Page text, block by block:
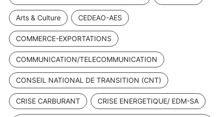
Arts & Culture CEDEAO-AES
COMMERCE-EXPORTATIONS
COMMUNICATION/TELECOMMUNICATION
CONSEIL NATIONAL DE TRANSITION (CNT)
CRISE CARBURANT CRISE ENERGETIQUE/ EDM-SA